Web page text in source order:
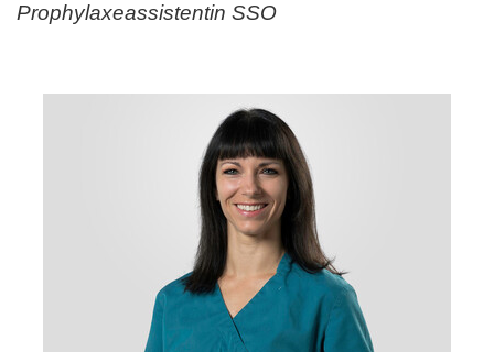
Prophylaxeassistentin SSO